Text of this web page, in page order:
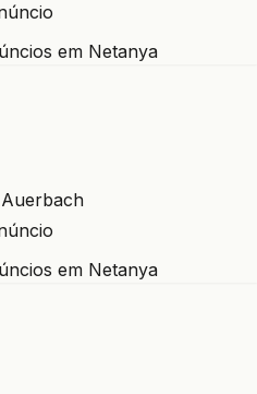
em Netanya
em Netanya